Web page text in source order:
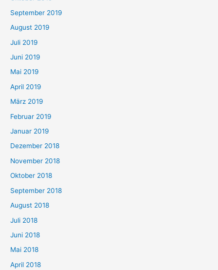
September 2019
August 2019
Juli 2019
Juni 2019
Mai 2019
April 2019
März 2019
Februar 2019
Januar 2019
Dezember 2018
November 2018
Oktober 2018
September 2018
August 2018
Juli 2018
Juni 2018
Mai 2018
April 2018